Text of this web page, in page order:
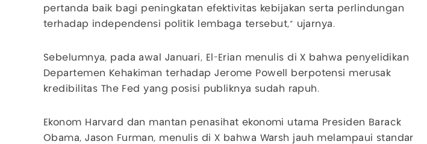
pertanda baik bagi peningkatan efektivitas kebijakan serta perlindungan
terhadap independensi politik lembaga tersebut," ujarnya.
Sebelumnya, pada awal Januari, El-Erian menulis di X bahwa penyelidikan
Departemen Kehakiman terhadap Jerome Powell berpotensi merusak
kredibilitas The Fed yang posisi publiknya sudah rapuh.
Ekonom Harvard dan mantan penasihat ekonomi utama Presiden Barack
Obama, Jason Furman, menulis di X bahwa Warsh jauh melampaui standar